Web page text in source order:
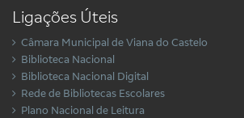
Ligações Úteis
Câmara Municipal de Viana do Castelo
Biblioteca Nacional
Biblioteca Nacional Digital
Rede de Bibliotecas Escolares
Plano Nacional de Leitura